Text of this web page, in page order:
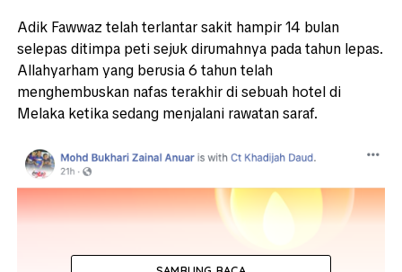
Adik Fawwaz telah terlantar sakit hampir 14 bulan
selepas ditimpa peti sejuk dirumahnya pada tahun lepas.
Allahyarham yang berusia 6 tahun telah
menghembuskan nafas terakhir di sebuah hotel di
Melaka ketika sedang menjalani rawatan saraf.